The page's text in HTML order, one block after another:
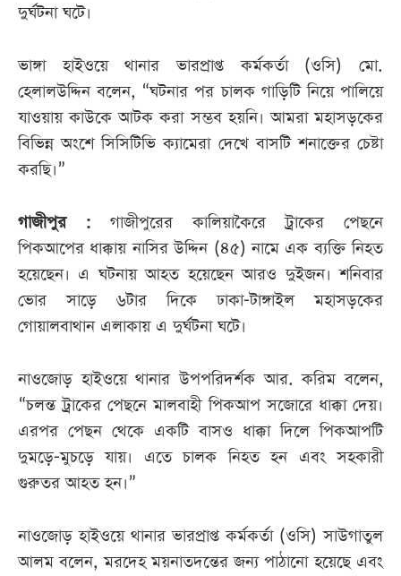
দুর্ঘটনা ঘটে।
ভাঙ্গা হাইওয়ে থানার ভারপ্রাপ্ত কর্মকর্তা (ওসি) মো.
হেলালউদ্দিন বলেন, “ঘটনার পর চালক গাড়িটি নিয়ে পালিয়ে
যাওয়ায় কাউকে আটক করা সম্ভব হয়নি। আমরা মহাসড়কের
বিভিন্ন অংশে সিসিটিভি ক্যামেরা দেখে বাসটি শনাক্তের চেষ্টা
করছি।”
গাজীপুর :গাজীপুরের কালিয়াকৈরে ট্রাকের পেছনে
পিকআপের ধাক্কায় নাসির উদ্দিন (৪৫) নামে এক ব্যক্তি নিহত
হয়েছেন। এ ঘটনায় আহত হয়েছেন আরও দুইজন। শনিবার
ভোর সাড়ে ৬টার দিকে ঢাকা-টাঙ্গাইল মহাসড়কের
গোয়ালবাথান এলাকায় এ দুর্ঘটনা ঘটে।
নাওজোড় হাইওয়ে থানার উপপরিদর্শক আর. করিম বলেন,
“চলন্ত ট্রাকের পেছনে মালবাহী পিকআপ সজোরে ধাক্কা দেয়।
এরপর পেছন থেকে একটি বাসও ধাক্কা দিলে পিকআপটি
দুমড়ে-মুচড়ে যায়। এতে চালক নিহত হন এবং সহকারী
গুরুতর আহত হন।”
নাওজোড় হাইওয়ে থানার ভারপ্রাপ্ত কর্মকর্তা (ওসি) সাউগাতুল
আলম বলেন, মরদেহ ময়নাতদন্তের জন্য পাঠানো হয়েছে এবং